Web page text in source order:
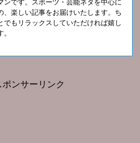
ンです。スポーツ・芸能ネタを中心に
、楽しい記事をお届けいたします。ち
でもリラックスしていただければ嬉し
ポンサーリンク